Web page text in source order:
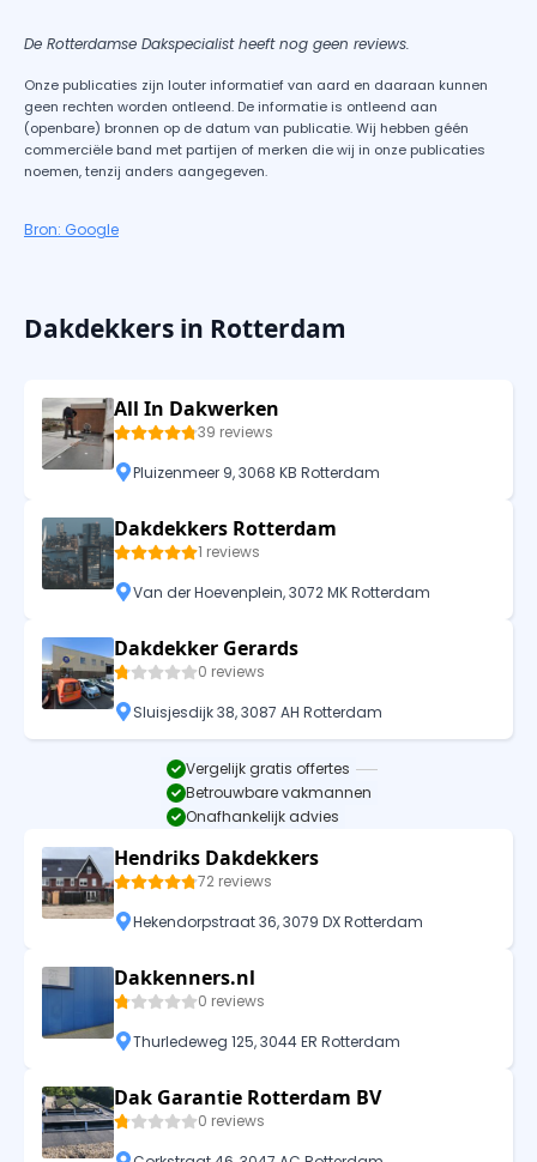
De Rotterdamse Dakspecialist heeft nog geen reviews.
Onze publicaties zijn louter informatief van aard en daaraan kunnen
geen rechten worden ontleend. De informatie is ontleend aan
(openbare) bronnen op de datum van publicatie. Wij hebben géén
commerciële band met partijen of merken die wij in onze publicaties
noemen, tenzij anders aangegeven.
Bron: Google
Dakdekkers in Rotterdam
All In Dakwerken
39 reviews
Pluizenmeer 9, 3068 KB Rotterdam
Dakdekkers Rotterdam
1 reviews
Van der Hoevenplein, 3072 MK Rotterdam
Dakdekker Gerards
0 reviews
Sluisjesdijk 38, 3087 AH Rotterdam
Vergelijk gratis offertes
Betrouwbare vakmannen
Onafhankelijk advies
Hendriks Dakdekkers
72 reviews
Hekendorpstraat 36, 3079 DX Rotterdam
Dakkenners.nl
0 reviews
Thurledeweg 125, 3044 ER Rotterdam
Dak Garantie Rotterdam BV
0 reviews